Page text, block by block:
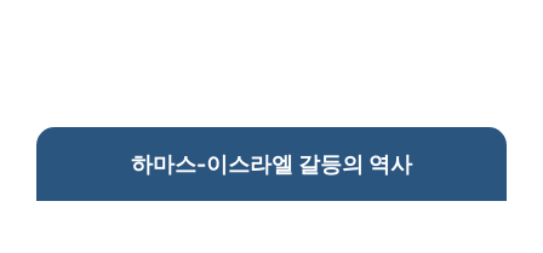
하마스-이스라엘 갈등의 역사